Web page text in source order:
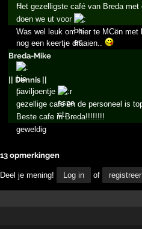
Het gezelligste café van Breda
doen we ut voor
Was wel leuk om hier te MCën met
nog een keertje draaien..
Breda-Mike
|| Dennis ||
paviljoentje
gezellige cafe en de personeel is
Beste cafe in Breda!!!!!!!!
geweldig
13 opmerkingen
Deel je mening! Log in of registreer